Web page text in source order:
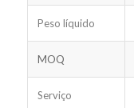
Peso líquido
MOQ
Serviço